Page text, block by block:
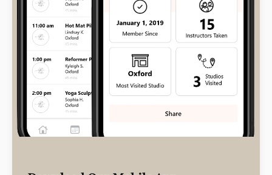
et quas molestias excepturi sint
occaecati cupiditate non provident,
similique sunt in culpa qui officia
deserunt mollitia animi, id est
laborum et dolorum fuga. Et harum
quidem rerum facilis est et expedita
distinctio. Nam libero tempore, cum
soluta nobis est eligendi optio